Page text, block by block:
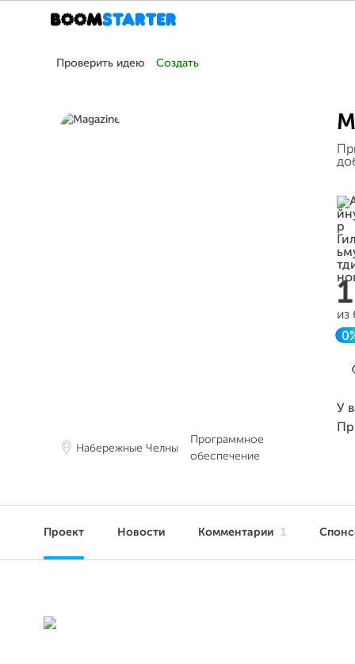
Проверить идею Создать
Набережные Челны
Программное
обеспечение
из
У
Проект Новости Комментарии 1